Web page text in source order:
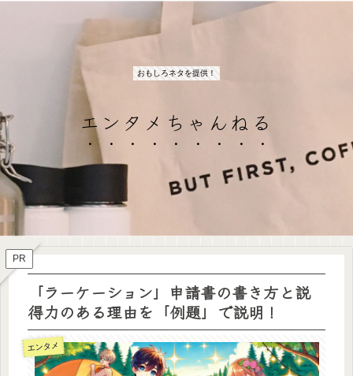
おもしろネタを提供！
エンタメちゃんねる
PR
「ラーケーション」申請書の書き方と説
得力のある理由を「例題」で説明！
エンタメ